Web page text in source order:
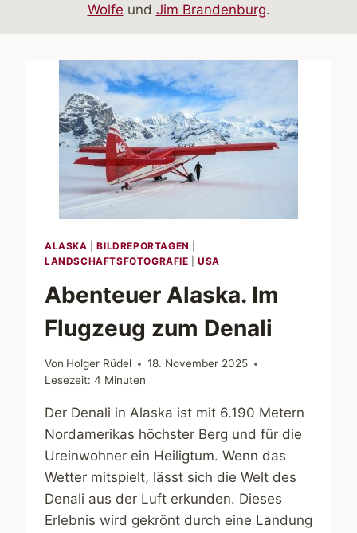
Wolfe und Jim Brandenburg.
ALASKA |BILDREPORTAGEN
LANDSCHAFTSFOTOGRAFIE |USA
Abenteuer Alaska. Im
Flugzeug zum Denali
Von Holger Rüdel
18. November 2025
Lesezeit: 4 Minuten
Der Denali in Alaska ist mit 6.190 Metern
Nordamerikas höchster Berg und für die
Ureinwohner ein Heiligtum. Wenn das
Wetter mitspielt, lässt sich die Welt des
Denali aus der Luft erkunden. Dieses
Erlebnis wird gekrönt durch eine Landung